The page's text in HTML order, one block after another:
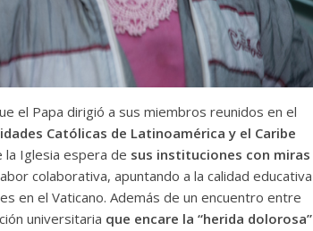
el Papa dirigió a sus miembros reunidos en el
Católicas de Latinoamérica y el Caribe
la Iglesia espera de sus instituciones con miras
colaborativa, apuntando a la calidad educativa
en el Vaticano. Además de un encuentro entre
universitaria que encare la “herida dolorosa”